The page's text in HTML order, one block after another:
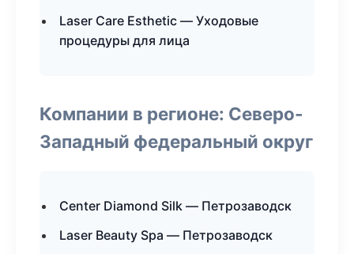
Laser Care Esthetic — Уходовые
процедуры для лица
Компании в регионе: Северо-
Западный федеральный округ
Center Diamond Silk — Петрозаводск
Laser Beauty Spa — Петрозаводск